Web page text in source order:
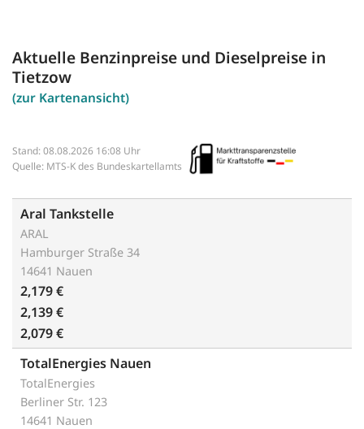
Aktuelle Benzinpreise und Dieselpreise in
Tietzow
(zur Kartenansicht)
Stand: 08.08.2026 16:08 Uhr
Quelle: MTS-K des Bundeskartellamts
Aral Tankstelle
ARAL
Hamburger Straße 34
14641 Nauen
2,179 €
2,139 €
2,079 €
TotalEnergies Nauen
TotalEnergies
Berliner Str. 123
14641 Nauen